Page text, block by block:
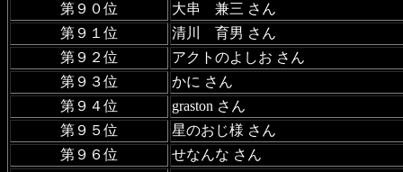
第９０位
大串 兼三 さん
第９１位
清川 育男 さん
第９２位
アクトのよしお さん
第９３位
かに さん
第９４位
graston さん
第９５位
星のおじ様 さん
第９６位
せなんな さん